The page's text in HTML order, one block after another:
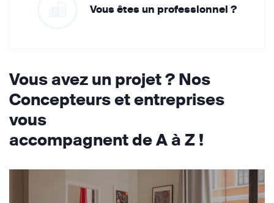
Vous êtes un professionnel ?
Vous avez un projet ? Nos
Concepteurs et entreprises
vous
accompagnent de A à Z !